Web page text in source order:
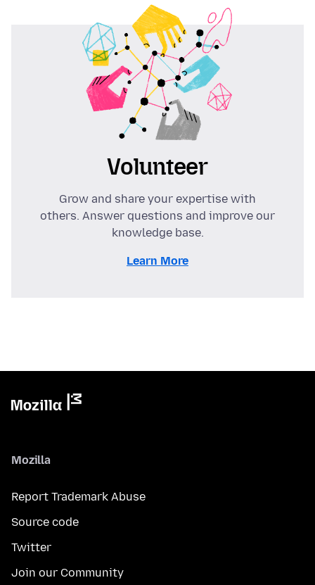
Volunteer
Grow and share your expertise with
others. Answer questions and improve our
knowledge base.
Learn More
Mozilla
Report Trademark Abuse
Source code
Twitter
Join our Community